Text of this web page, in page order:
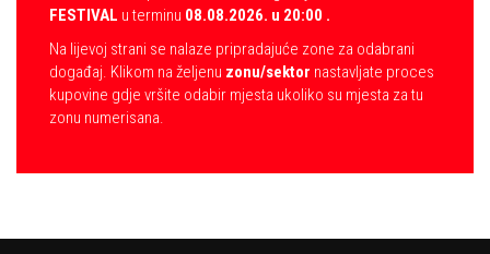
FESTIVAL u terminu 08.08.2026. u 20:00 .
Na lijevoj strani se nalaze pripradajuće zone za odabrani
događaj. Klikom na željenu zonu/sektor nastavljate proces
kupovine gdje vršite odabir mjesta ukoliko su mjesta za tu
zonu numerisana.